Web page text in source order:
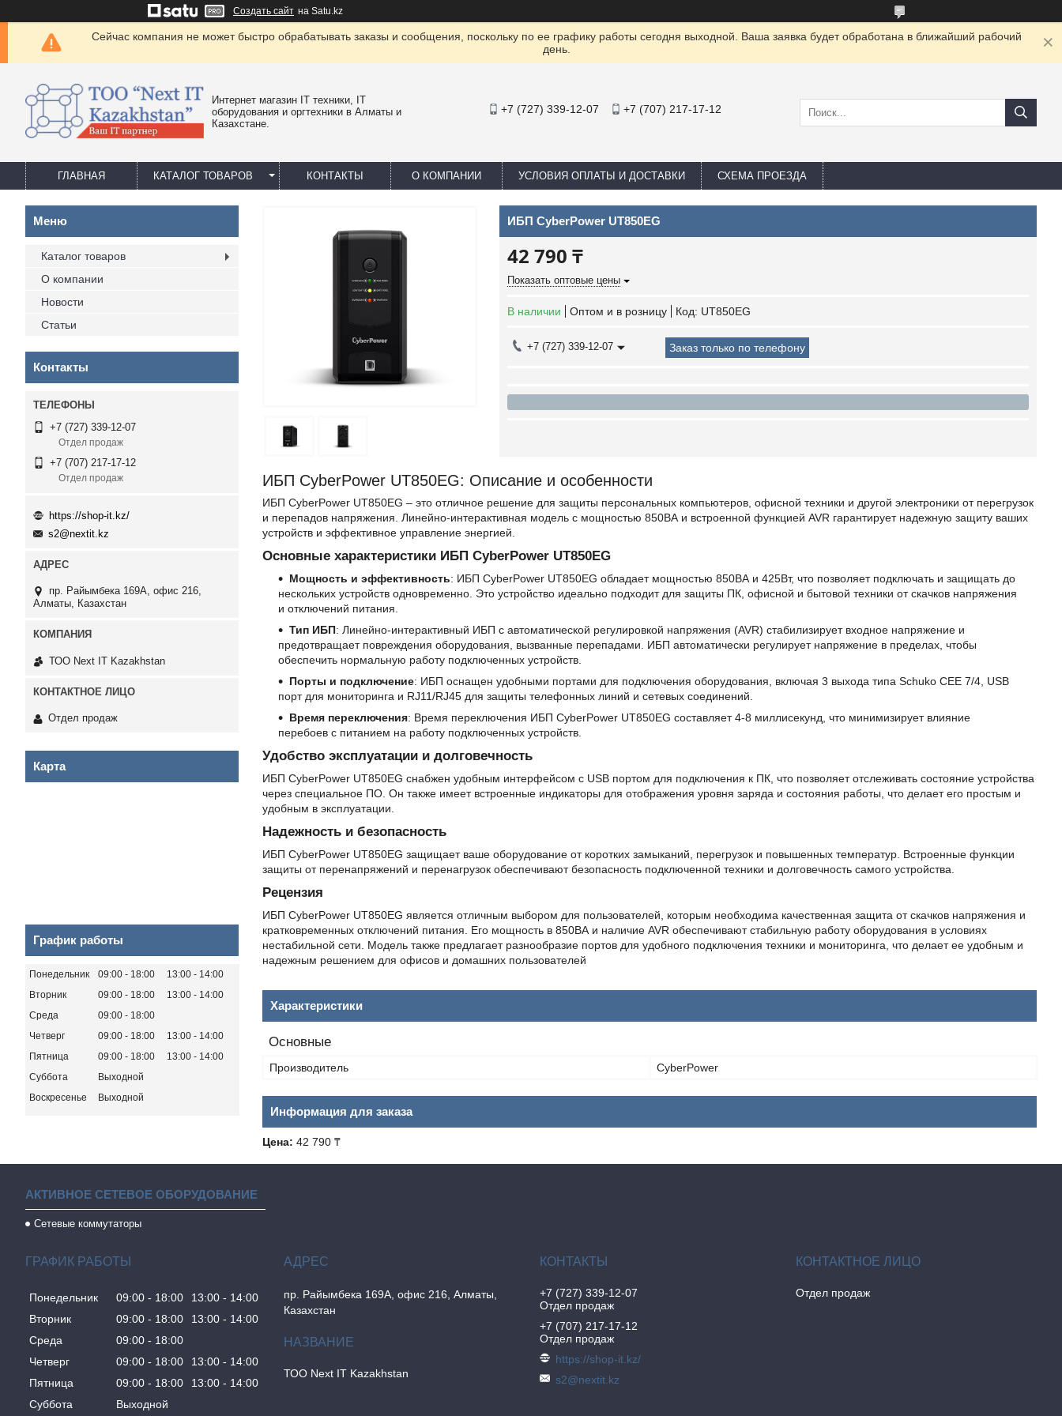
Создать сайт на Satu.kz
Сейчас компания не может быстро обрабатывать заказы и сообщения, поскольку по ее графику работы сегодня выходной. Ваша заявка будет обработана в ближайший рабочий
день.
Интернет магазин IT техники, IT
оборудования и оргтехники в Алматы и
Казахстане.
+7 (727) 339-12-07 +7 (707) 217-17-12
ГЛАВНАЯ КАТАЛОГ ТОВАРОВ КОНТАКТЫ О КОМПАНИИ УСЛОВИЯ ОПЛАТЫ И ДОСТАВКИ СХЕМА ПРОЕЗДА
ИБП CyberPower UT850EG
42 790 ₸
Показать оптовые цены
В наличии Оптом и в розницу Код: UT850EG
+7 (727) 339-12-07 Заказ только по телефону
ИБП CyberPower UT850EG: Описание и особенности
ИБП CyberPower UT850EG – это отличное решение для защиты персональных компьютеров, офисной техники и другой электроники от перегрузок
и перепадов напряжения. Линейно-интерактивная модель с мощностью 850ВА и встроенной функцией AVR гарантирует надежную защиту ваших
устройств и эффективное управление энергией.
Основные характеристики ИБП CyberPower UT850EG
Мощность и эффективность: ИБП CyberPower UT850EG обладает мощностью 850ВА и 425Вт, что позволяет подключать и защищать до
нескольких устройств одновременно. Это устройство идеально подходит для защиты ПК, офисной и бытовой техники от скачков напряжения
и отключений питания.
Тип ИБП: Линейно-интерактивный ИБП с автоматической регулировкой напряжения (AVR) стабилизирует входное напряжение и
предотвращает повреждения оборудования, вызванные перепадами. ИБП автоматически регулирует напряжение в пределах, чтобы
обеспечить нормальную работу подключенных устройств.
Порты и подключение: ИБП оснащен удобными портами для подключения оборудования, включая 3 выхода типа Schuko CEE 7/4, USB
порт для мониторинга и RJ11/RJ45 для защиты телефонных линий и сетевых соединений.
Время переключения: Время переключения ИБП CyberPower UT850EG составляет 4-8 миллисекунд, что минимизирует влияние
перебоев с питанием на работу подключенных устройств.
Удобство эксплуатации и долговечность
ИБП CyberPower UT850EG снабжен удобным интерфейсом с USB портом для подключения к ПК, что позволяет отслеживать состояние устройства
через специальное ПО. Он также имеет встроенные индикаторы для отображения уровня заряда и состояния работы, что делает его простым и
удобным в эксплуатации.
Надежность и безопасность
ИБП CyberPower UT850EG защищает ваше оборудование от коротких замыканий, перегрузок и повышенных температур. Встроенные функции
защиты от перенапряжений и перенагрузок обеспечивают безопасность подключенной техники и долговечность самого устройства.
Рецензия
ИБП CyberPower UT850EG является отличным выбором для пользователей, которым необходима качественная защита от скачков напряжения и
кратковременных отключений питания. Его мощность в 850ВА и наличие AVR обеспечивают стабильную работу оборудования в условиях
нестабильной сети. Модель также предлагает разнообразие портов для удобного подключения техники и мониторинга, что делает ее удобным и
надежным решением для офисов и домашних пользователей
Характеристики
Основные
Производитель CyberPower
Информация для заказа
Цена: 42 790 ₸
Каталог товаров
О компании
Новости
Статьи
Контакты
+7 (727) 339-12-07
Отдел продаж
+7 (707) 217-17-12
Отдел продаж
https://shop-it.kz/
s2@nextit.kz
пр. Райымбека 169А, офис 216,
Алматы, Казахстан
ТОО Next IT Kazakhstan
Отдел продаж
Карта
График работы
Понедельник 09:00 18:00 13:00
14:00
Вторник
09:00 18:00 13:00
14:00
Среда
09:00
18:00
Четверг
09:00 18:00 13:00
14:00
Пятница
09:00 18:00 13:00
14:00
Суббота
Выходной
Воскресенье
Выходной
АКТИВНОЕ СЕТЕВОЕ ОБОРУДОВАНИЕ
Сетевые коммутаторы
ГРАФИК РАБОТЫ
Понедельник 09:00 18:00 13:00
14:00
Вторник
09:00 18:00 13:00
14:00
Среда
09:00
18:00
Четверг
09:00 18:00 13:00
14:00
Пятница
09:00 18:00 13:00
14:00
Суббота
Выходной
пр. Райымбека 169А, офис 216, Алматы,
Казахстан
ТОО Next IT Kazakhstan
+7 (727) 339-12-07
Отдел продаж
+7 (707) 217-17-12
Отдел продаж
https://shop-it.kz/
s2@nextit.kz
Отдел продаж